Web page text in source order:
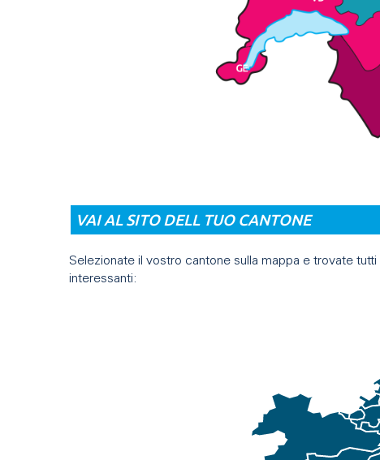
VAI AL SITO DELL TUO CANTONE
Selezionate il vostro cantone sulla mappa e trovate
interessanti: